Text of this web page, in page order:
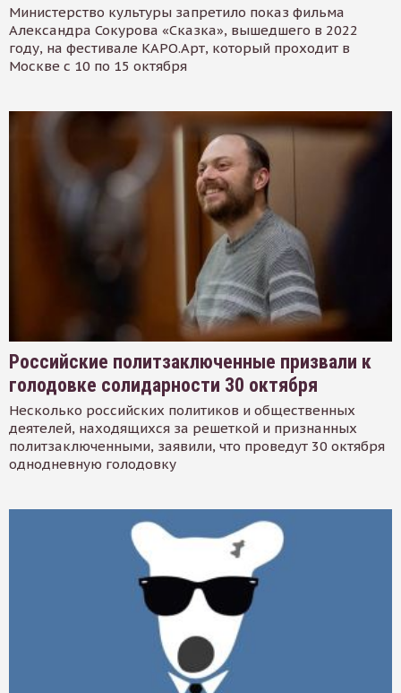
Министерство культуры запретило показ фильма
Александра Сокурова «Сказка», вышедшего в 2022
году, на фестивале КАРО.Арт, который проходит в
Москве с 10 по 15 октября
Российские политзаключенные призвали к
голодовке солидарности 30 октября
Несколько российских политиков и общественных
деятелей, находящихся за решеткой и признанных
политзаключенными, заявили, что проведут 30 октября
однодневную голодовку